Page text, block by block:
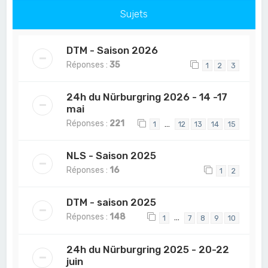
Sujets
DTM - Saison 2026
Réponses :35 1 2 3
24h du Nürburgring 2026 - 14 -17
mai
Réponses : 221 1 … 12 13 14 15
NLS - Saison 2025
Réponses : 16 1 2
DTM - saison 2025
Réponses : 148 1 … 7 8 9 10
24h du Nürburgring 2025 - 20-22
juin